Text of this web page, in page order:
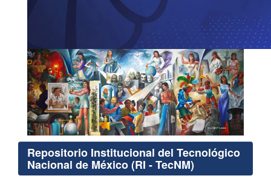
Repositorio Institucional del Tecnológico
Nacional de México (RI - TecNM)